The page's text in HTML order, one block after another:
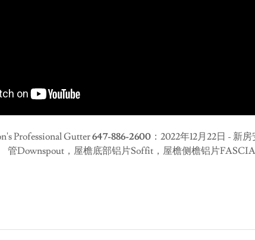
Professional Gutter647-886-2600 ：2022年12月22日 - 新
管Downspout，屋檐底部铝片Soffit，屋檐侧檐铝片FASCIA